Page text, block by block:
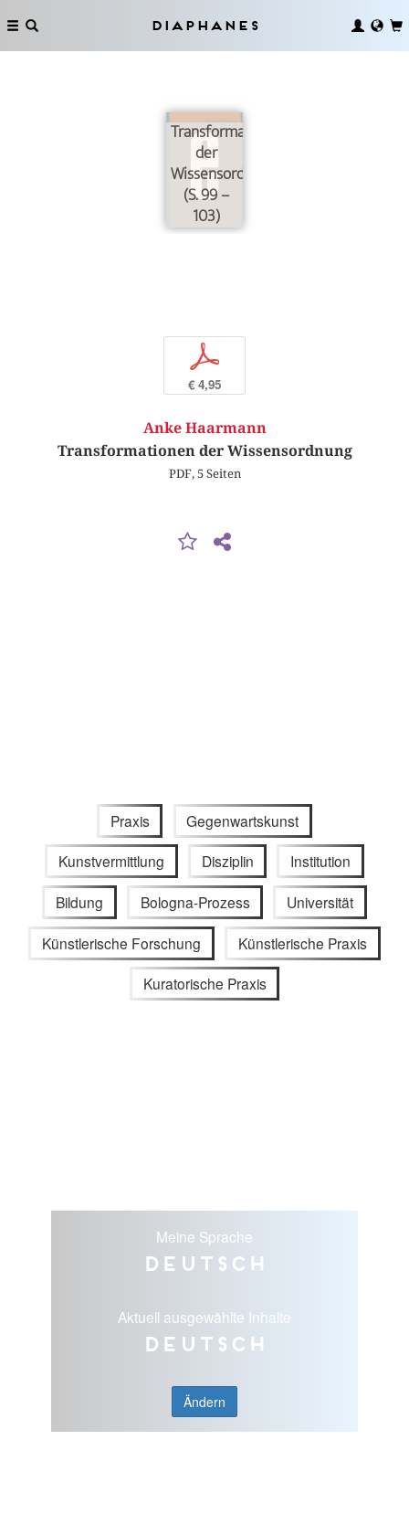
Diaphanes
Transformationen
der
Wissensordnung
(S. 99 –
103)
p
€ 4,95
Anke Haarmann
Transformationen der Wissensordnung
PDF, 5 Seiten
Praxis Gegenwartskunst
Kunstvermittlung Disziplin Institution
Bildung Bologna-Prozess Universität
Künstlerische Forschung Künstlerische Praxis
Kuratorische Praxis
Meine Sprache
Deutsch
Aktuell ausgewählte Inhalte
Deutsch
Ändern